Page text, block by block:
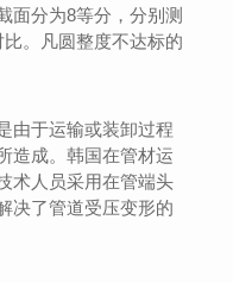
面分为8等分，分别测
。凡圆整度不达标的
由于运输或装卸过程
造成。韩国在管材运
术人员采用在管端头
决了管道受压变形的